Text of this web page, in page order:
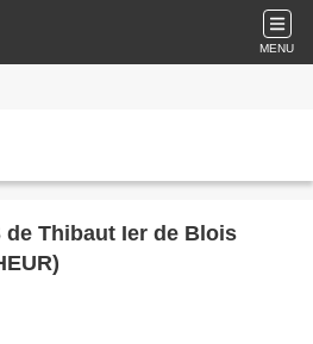
MENU
de Thibaut Ier de Blois